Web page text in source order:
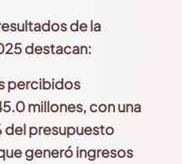
de la
destacan:
percibidos
millones, con una
del presupuesto
generó ingresos